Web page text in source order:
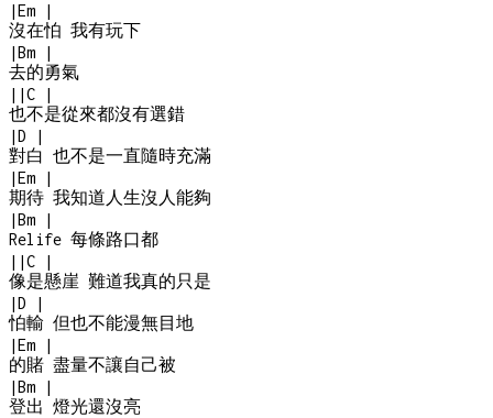
|Em
|
沒在怕 我有玩下
|Bm
|
去的勇氣
| |C
|
也不是從來都沒有選錯
|D
|
對白 也不是一直隨時充滿
|Em
|
期待 我知道人生沒人能夠
|Bm
|
Relife 每條路口都
| |C
|
像是懸崖 難道我真的只是
|D
|
怕輸 但也不能漫無目地
|Em
|
的賭 盡量不讓自己被
|Bm
|
登出 燈光還沒亮